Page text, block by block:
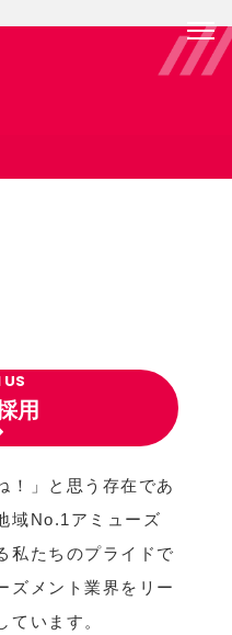
US
用
！」と思う存在であ
域No.1アミューズ
私たちのプライドで
ズメント業界をリー
ています。